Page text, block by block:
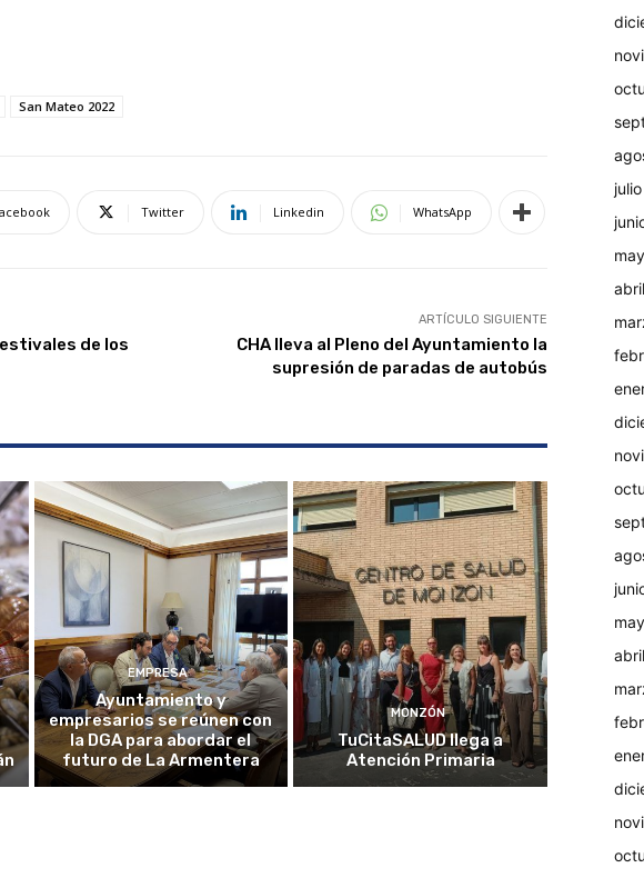
San Mateo 2022
Twitter Linkedin WhatsApp
de los
ARTÍCULO SIGUIENTE
CHA lleva al Pleno del Ayuntamiento la
supresión de paradas de autobús
EMPRESA
Ayuntamiento y
empresarios se reúnen con
la DGA para abordar el
futuro de La Armentera
MONZÓN
TuCitaSALUD llega a
Atención Primaria